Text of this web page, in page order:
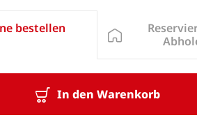
bestellen
In den Warenkorb